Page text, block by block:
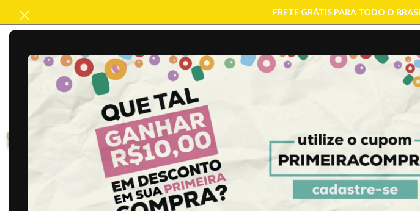
FRETE GRÁTIS PARA TODO O
ACABAMENTOARTESANATOBASESCONTAS CORRENTESENTREMEIOS